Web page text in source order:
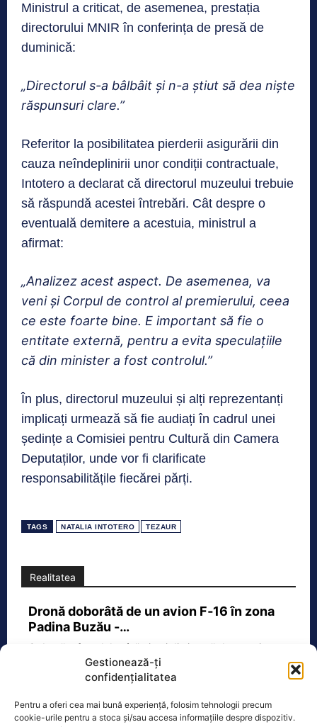
Gestionează-ți
confidențialitatea
Pentru a oferi cea mai bună experiență, folosim tehnologii precum
cookie-urile pentru a stoca și/sau accesa informațiile despre dispozitiv.
Ministrul a criticat, de asemenea, prestația
directorului MNIR în conferința de presă de
duminică:
„Directorul s-a bâlbâit și n-a știut să dea niște
răspunsuri clare.”
Referitor la posibilitatea pierderii asigurării din
cauza neîndeplinirii unor condiții contractuale,
Intotero a declarat că directorul muzeului trebuie
să răspundă acestei întrebări. Cât despre o
eventuală demitere a acestuia, ministrul a
afirmat:
„Analizez acest aspect. De asemenea, va
veni și Corpul de control al premierului, ceea
ce este foarte bine. E important să fie o
entitate externă, pentru a evita speculațiile
că din minister a fost controlul.”
În plus, directorul muzeului și alți reprezentanți
implicați urmează să fie audiați în cadrul unei
ședințe a Comisiei pentru Cultură din Camera
Deputaților, unde vor fi clarificate
responsabilitățile fiecărei părți.
TAGS NATALIA INTOTERO TEZAUR
Realitatea
Dronă doborâtă de un avion F‑16 în zona
Padina Buzău -…
O dronă a fost doborâtă vineri dimineață de un avion
F‑16 al Forțelor Aeriene Române, în zona Padina, în